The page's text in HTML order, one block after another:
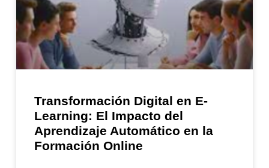
Transformación Digital en E-
Learning: El Impacto del
Aprendizaje Automático en la
Formación Online